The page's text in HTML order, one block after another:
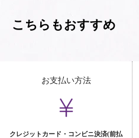
こちらもおすすめ
お支払い方法
クレジットカード・コンビニ決済(前払